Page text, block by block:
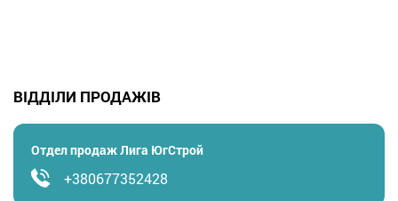
ВІДДІЛИ ПРОДАЖІВ
Отдел продаж Лига ЮгСтрой
+380677352428